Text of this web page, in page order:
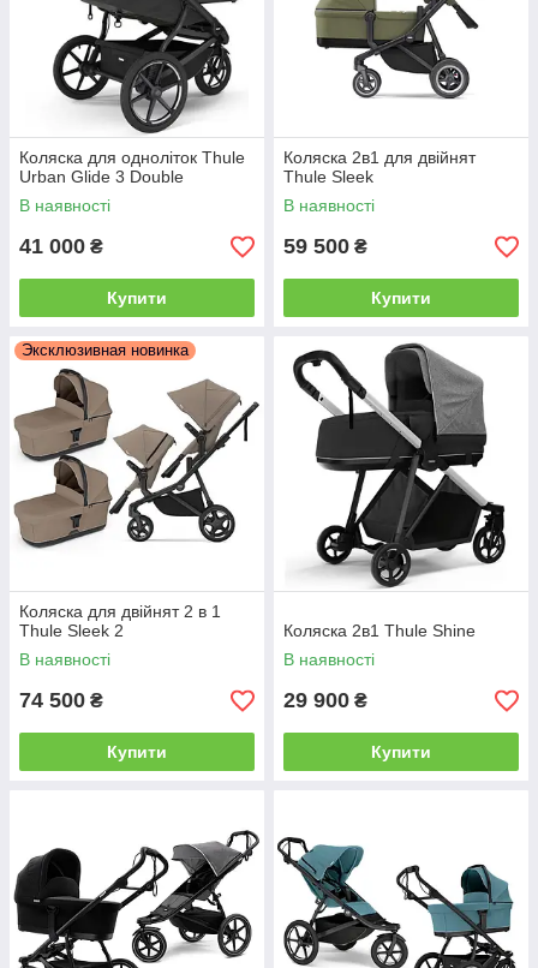
Коляска для одноліток Thule
Urban Glide 3 Double
В наявності
41 000 ₴
Купити
Коляска 2в1 для двійнят
Thule Sleek
В наявності
59 500 ₴
Купити
Эксклюзивная новинка
Коляска для двійнят 2 в 1
Thule Sleek 2
В наявності
74 500 ₴
Купити
Коляска 2в1 Thule Shine
В наявності
29 900 ₴
Купити